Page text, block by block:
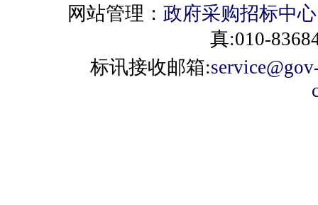
网站管理： 政府采购招标中心
真:010-
标讯接收邮箱: